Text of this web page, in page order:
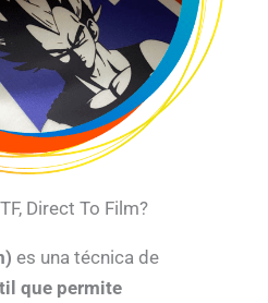
Direct To Film?
es una técnica de
que permite